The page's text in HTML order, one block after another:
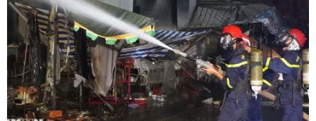
Hai trận động đất có độ lớn hơn 6 xảy ra
tại Nhật Bản và Đài Loan
18/09/2023 14:37
Ngày 18/9, Nhật Bản hứng chịu một trận động đất có
độ lớn 6,3, độ sâu chấn tiêu là 183,5km, trong khi đó, tại